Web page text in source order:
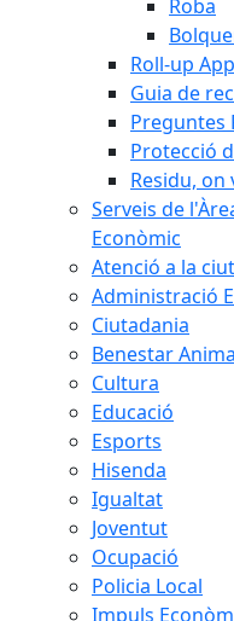
Roba
Roll-up App
Guia de
Preguntes
Protecció
Residu, on
Serveis de
Econòmic
Atenció a la
Administració
Ciutadania
Benestar
Cultura
Educació
Esports
Hisenda
Igualtat
Joventut
Ocupació
Policia Local
Impuls